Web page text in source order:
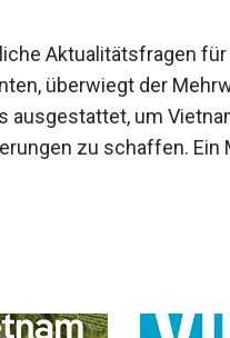
Aktualitätsfragen für
überwiegt der
ausgestattet, um
zu schaffen. Ein